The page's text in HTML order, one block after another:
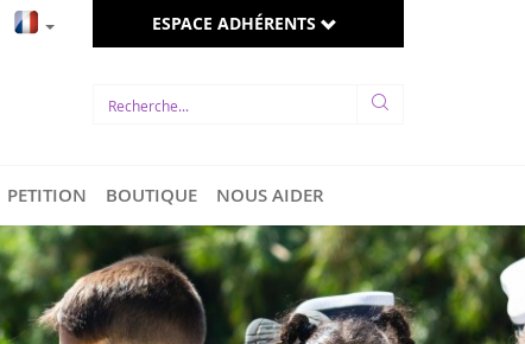
ESPACE ADHÉRENTS
PETITION BOUTIQUE NOUS AIDER